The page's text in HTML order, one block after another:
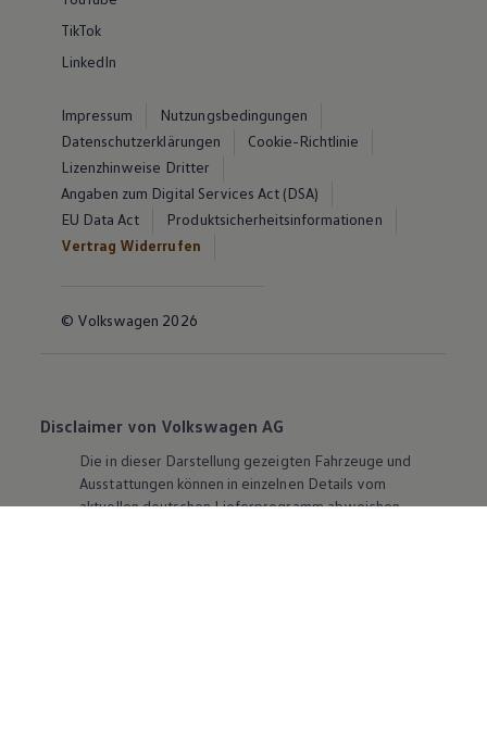
TikTok
LinkedIn
Impressum
Nutzungsbedingungen
Datenschutzerklärungen
Cookie-Richtlinie
Lizenzhinweise Dritter
Angaben zum Digital Services Act (DSA)
EU Data Act
Produktsicherheitsinformationen
Vertrag Widerrufen
© Volkswagen 2026
Disclaimer von Volkswagen AG
Die in dieser Darstellung gezeigten Fahrzeuge und
Ausstattungen können in einzelnen Details vom
aktuellen deutschen Lieferprogramm abweichen.